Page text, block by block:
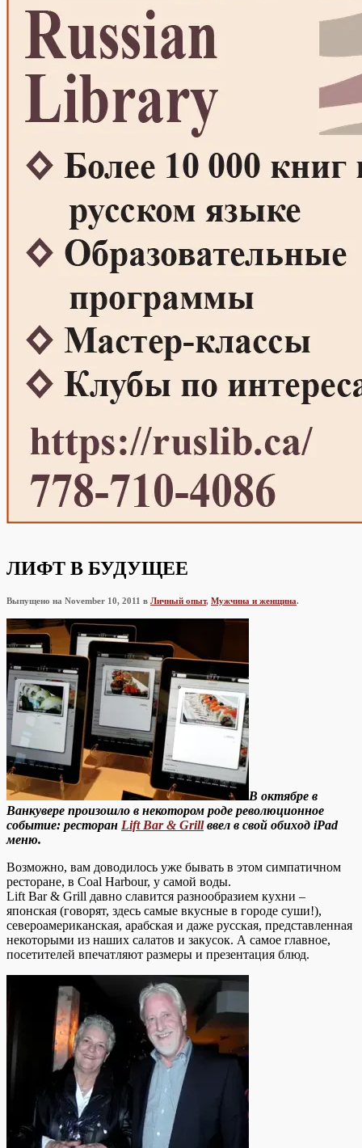
ЛИФТ В БУДУЩЕЕ
Выпущено на November 10, 2011 в Личный опыт, Мужчина и женщина.
В октябре в
Ванкувере произошло в некотором роде революционное
событие: ресторан Lift Bar & Grillввел в свой обиход iPad
меню.
Возможно, вам доводилось уже бывать в этом симпатичном
ресторане, в Coal Harbour, у самой воды.
Lift Bar & Grill давно славится разнообразием кухни –
японская (говорят, здесь самые вкусные в городе суши!),
североамериканская, арабская и даже русская, представленная
некоторыми из наших салатов и закусок. А самое главное,
посетителей впечатляют размеры и презентация блюд.